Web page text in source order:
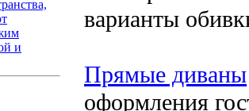
и
варианты
Прямые диваны
оформления